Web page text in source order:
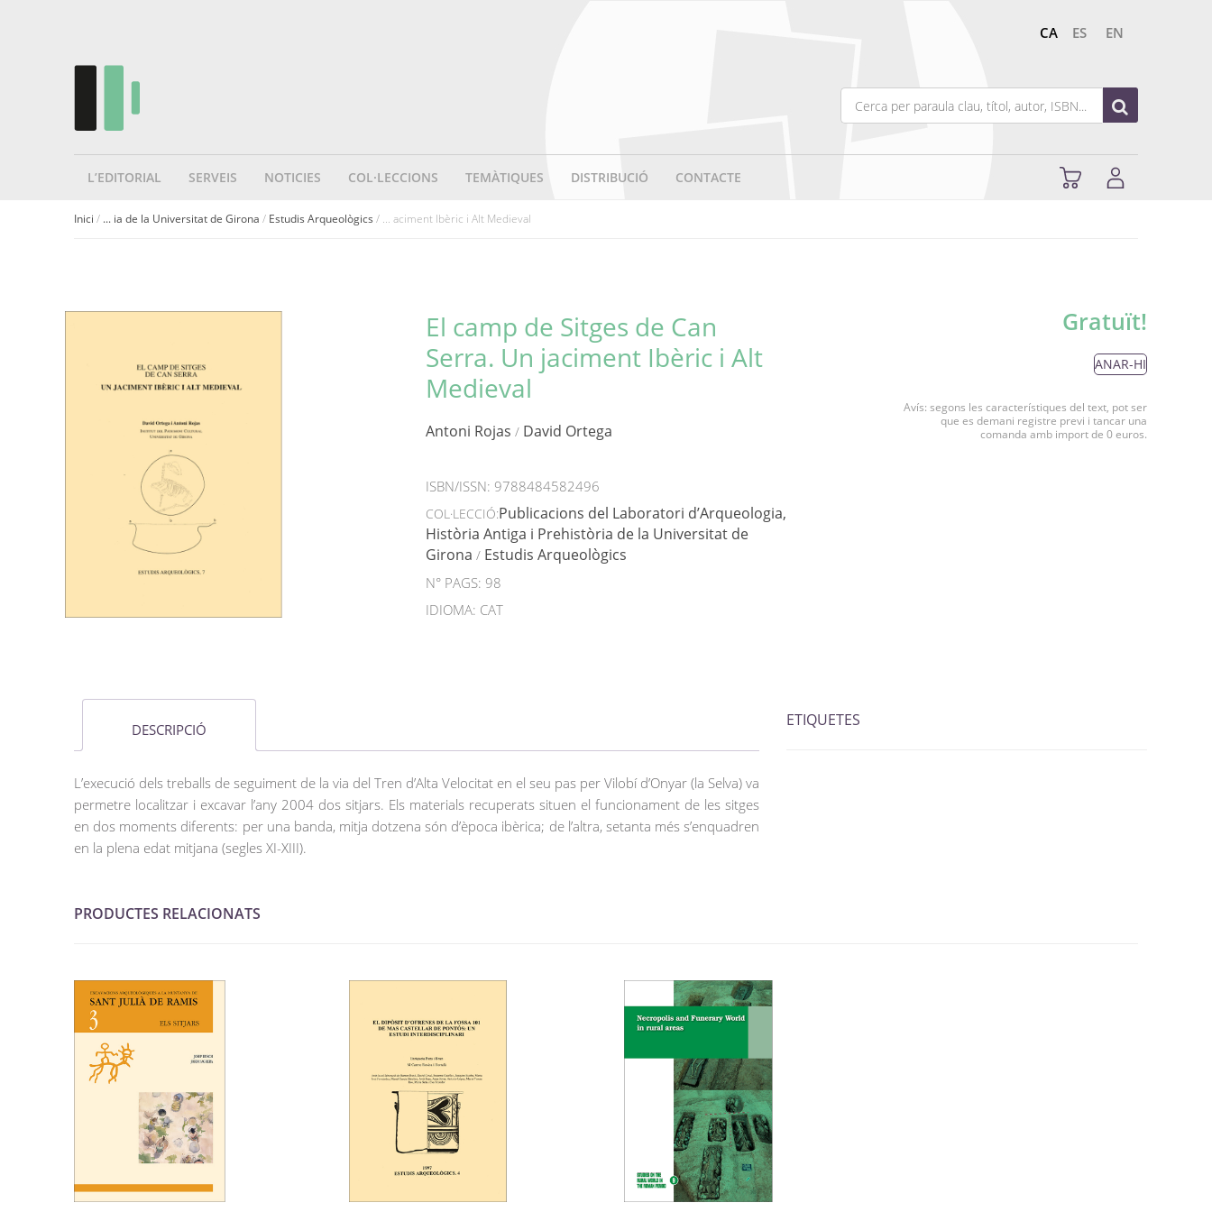
CA ES EN
L’EDITORIAL SERVEIS NOTICIES COL·LECCIONS TEMÀTIQUES DISTRIBUCIÓ CONTACTE
Inici / ... ia de la Universitat de Girona / Estudis Arqueològics / ... aciment Ibèric i Alt Medieval
El camp de Sitges de Can
Serra. Un jaciment Ibèric i Alt
Medieval
Antoni Rojas / David Ortega
ISBN/ISSN: 9788484582496
COL·LECCIÓ:Publicacions del Laboratori d’Arqueologia,
Història Antiga i Prehistòria de la Universitat de
Girona / Estudis Arqueològics
N° PAGS: 98
IDIOMA: CAT
Gratuït!
ANAR-HI
Avís: segons les característiques del text, pot ser
que es demani registre previ i tancar una
comanda amb import de 0 euros.
DESCRIPCIÓ
L’execució dels treballs de seguiment de la via del Tren d’Alta Velocitat en el seu pas per Vilobí d’Onyar (la Selva) va
permetre localitzar i excavar l’any 2004 dos sitjars. Els materials recuperats situen el funcionament de les sitges
en dos moments diferents: per una banda, mitja dotzena són d’època ibèrica; de l’altra, setanta més s’enquadren
en la plena edat mitjana (segles XI-XIII).
ETIQUETES
PRODUCTES RELACIONATS